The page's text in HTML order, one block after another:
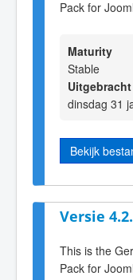
Pack for
Maturity
Stable
dinsdag 31
Bekijk
Versie
This is the
Pack for